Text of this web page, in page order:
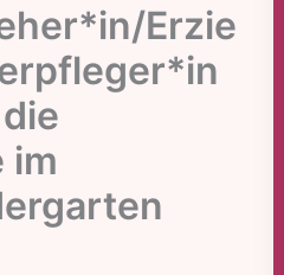
Erzie
im